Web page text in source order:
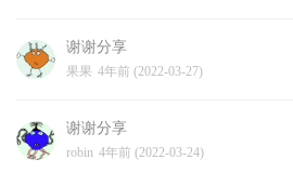
谢谢分享
果果 4年前 (2022-03-27)
谢谢分享
robin 4年前 (2022-03-24)